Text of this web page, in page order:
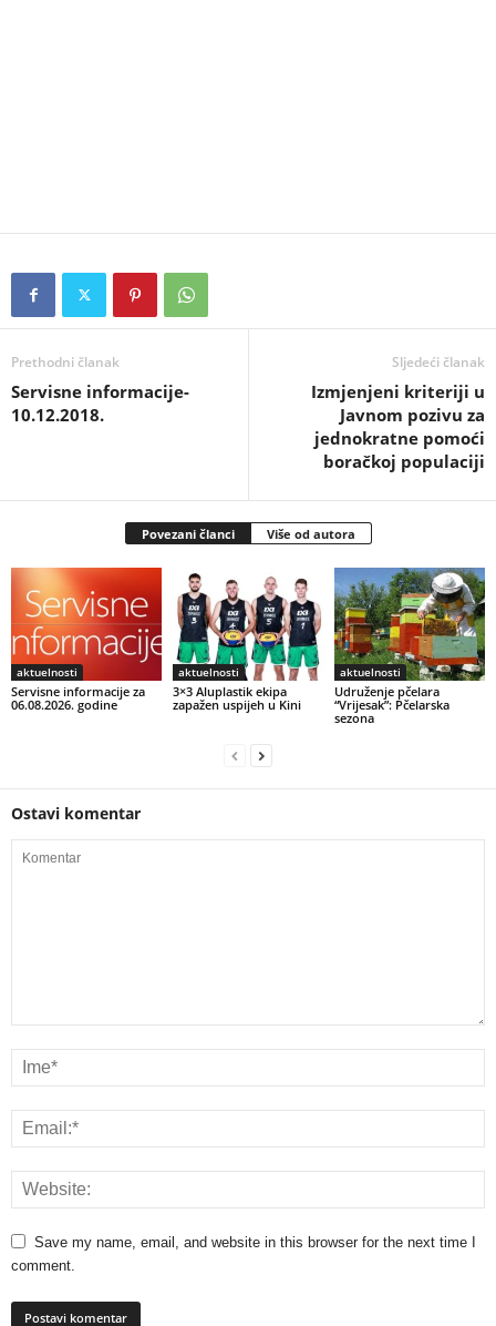
Prethodni članak
Servisne informacije-
10.12.2018.
Sljedeći članak
Izmjenjeni kriteriji u
Javnom pozivu za
jednokratne pomoći
boračkoj populaciji
Povezani članci Više od autora
aktuelnosti
Servisne informacije za
06.08.2026. godine
aktuelnosti
3×3 Aluplastik ekipa
zapažen uspijeh u Kini
aktuelnosti
Udruženje pčelara
“Vrijesak”: Pčelarska
sezona
Ostavi komentar
Save my name, email, and website in this browser for the next time I
comment.